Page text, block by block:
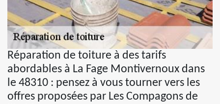
Réparation de toiture à des tarifs
abordables à La Fage Montivernoux dans
le 48310 : pensez à vous tourner vers les
offres proposées par Les Compagons de